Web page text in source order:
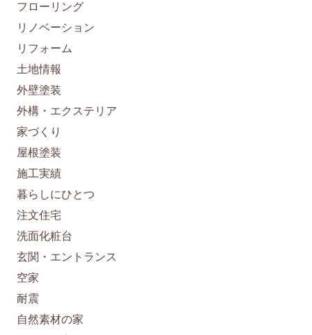
フローリング
リノベーション
リフォーム
土地情報
外壁塗装
外構・エクステリア
家づくり
屋根塗装
施工実績
暮らしにひとつ
注文住宅
洗面化粧台
玄関・エントランス
空家
耐震
自然素材の家